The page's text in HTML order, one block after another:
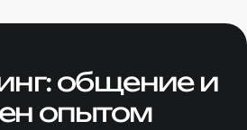
общение и
опытом